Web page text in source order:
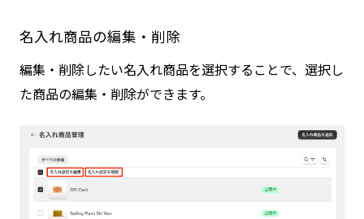
名入れ商品の編集・削除
編集・削除したい名入れ商品を選択することで、選択し
た商品の編集・削除ができます。